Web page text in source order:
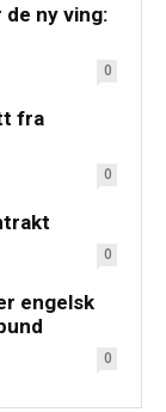
ny ving:
0
fra
0
0
engelsk
0